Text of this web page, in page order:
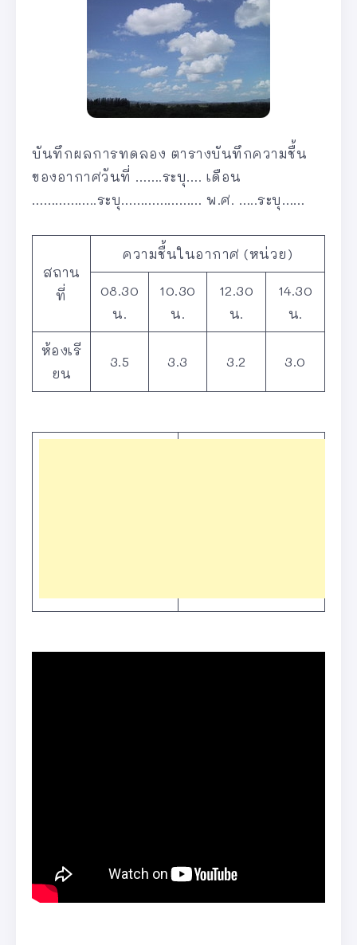
บันทึกผลการทดลอง ตารางบันทึกความชื้น
ของอากาศวันที่ …….ระบุ…. เดือน
……………..ระบุ………………… พ.ศ. …..ระบุ……
สถาน
ที่
ความชื้นในอากาศ (หน่วย)
08.30
น.
10.30
น.
12.30
น.
14.30
น.
ห้องเรี
ยน
3.5 3.3 3.2 3.0